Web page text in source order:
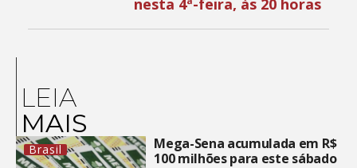
nesta 4ª-feira, às 20 horas
LEIA
MAIS
Brasil
Mega-Sena acumulada em R$
100 milhões para este sábado